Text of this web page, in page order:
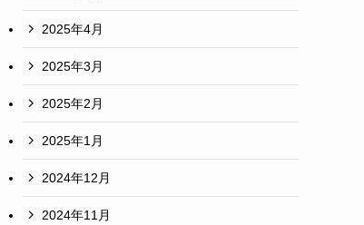
2025年4月
2025年3月
2025年2月
2025年1月
2024年12月
2024年11月